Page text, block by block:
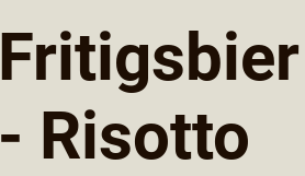
- Risotto